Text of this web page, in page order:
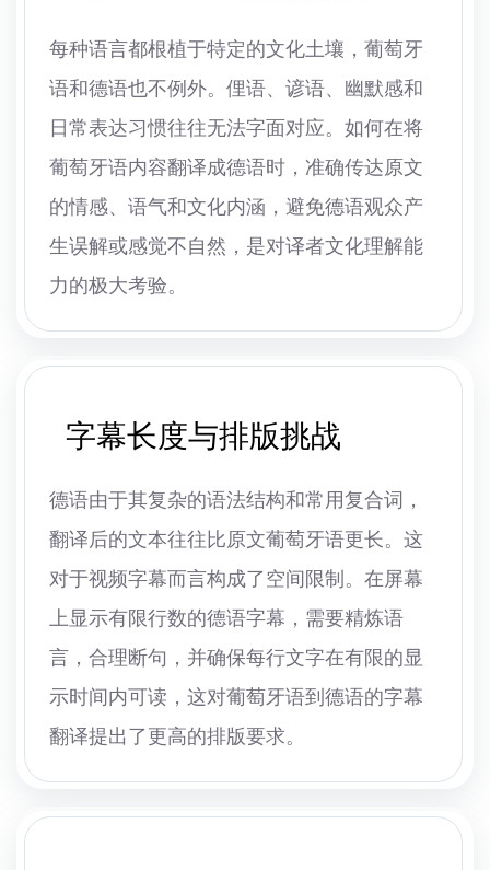
每种语言都根植于特定的文化土壤，葡萄牙
语和德语也不例外。俚语、谚语、幽默感和
日常表达习惯往往无法字面对应。如何在将
葡萄牙语内容翻译成德语时，准确传达原文
的情感、语气和文化内涵，避免德语观众产
生误解或感觉不自然，是对译者文化理解能
力的极大考验。
字幕长度与排版挑战
德语由于其复杂的语法结构和常用复合词，
翻译后的文本往往比原文葡萄牙语更长。这
对于视频字幕而言构成了空间限制。在屏幕
上显示有限行数的德语字幕，需要精炼语
言，合理断句，并确保每行文字在有限的显
示时间内可读，这对葡萄牙语到德语的字幕
翻译提出了更高的排版要求。